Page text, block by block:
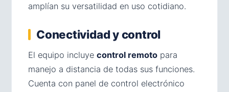
amplían su versatilidad en uso cotidiano.
Conectividad y control
El equipo incluye control remoto para
manejo a distancia de todas sus funciones.
Cuenta con panel de control electrónico